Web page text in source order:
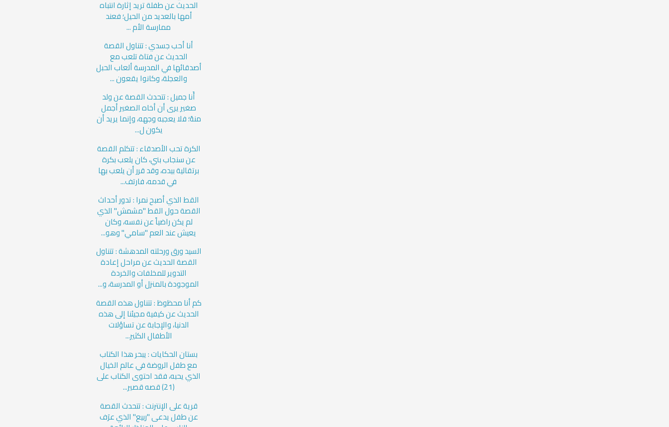
الحديث عن طفلة تريد إثارة انتباه
أمها بالعديد من الحيل؛ فعند
ممارسة الأم ...
أنا أحب جسدي : تتناول القصة
الحديث عن فتاة تلعب مع
أصدقائها في المدرسة ألعاب الحبل
والعجلة، وكانوا يقعون ...
أَنا جميل : تتحدث القصة عن ولد
صغير يرى أن أخاه الصغير أجمل
منهُ؛ فلا يعجبه وجهه، وإنما يريد أن
يكون ل...
الكرة تحب الأصدقاء : تتكلم القصة
عن سنجاب بني، كان يلعب بكرة
برتقالية بيده، وقد قرر أن يلعب بها
في قدمه، فارتف...
القط الذي أصبح نمرا : تدور أحداث
القصة حول القط "مشمش" الذي
لم يكن راضياً عن نفسه، وكان
يعيش عند العم "سامي" وهو...
السيد ورق ورحلته المدهشة : تتناول
القصة الحديث عن مراحل إعادة
التدوير للمخلفات والخردة
الموجودة بالمنزل أو المدرسة، و...
كم أنا محظوظ : تتناول هذه القصة
الحديث عن كيفية مجيئنا إلى هذه
الدنيا، والإجابة عن تساؤلات
الأطفال الكثير...
بستان الحكايات : يبحر هذا الكتاب
مع طفل الروضة في عالم الخيال
الذي يحبه، فقد احتوى الكتاب على
(21) قصه قصير...
قرية على الإنترنت : تتحدث القصة
عن طفل يدعى "ربيع" الذي عرَف